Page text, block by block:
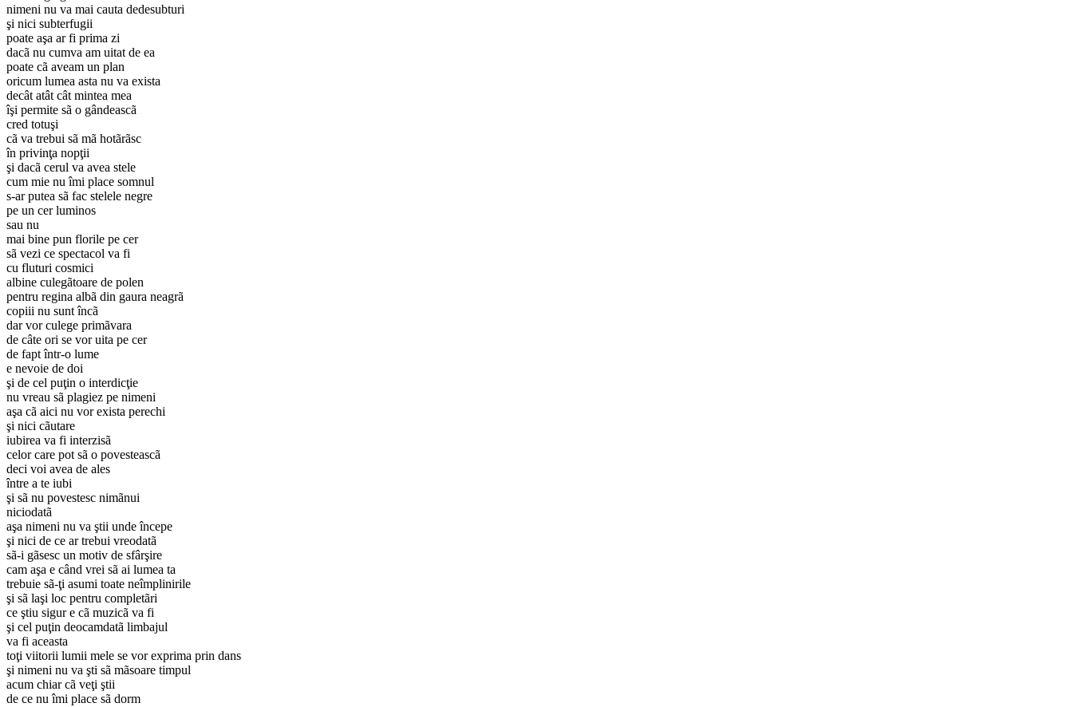
nimeni nu va mai cauta dedesubturi
şi nici subterfugii
poate aşa ar fi prima zi
dacã nu cumva am uitat de ea
poate cã aveam un plan
oricum lumea asta nu va exista
decât atât cât mintea mea
îşi permite sã o gândeascã
cred totuşi
cã va trebui sã mã hotãrãsc
în privinţa nopţii
şi dacã cerul va avea stele
cum mie nu îmi place somnul
s-ar putea sã fac stelele negre
pe un cer luminos
sau nu
mai bine pun florile pe cer
sã vezi ce spectacol va fi
cu fluturi cosmici
albine culegãtoare de polen
pentru regina albã din gaura neagrã
copiii nu sunt încã
dar vor culege primãvara
de câte ori se vor uita pe cer
de fapt într-o lume
e nevoie de doi
şi de cel puţin o interdicţie
nu vreau sã plagiez pe nimeni
aşa cã aici nu vor exista perechi
şi nici cãutare
iubirea va fi interzisã
celor care pot sã o povesteascã
deci voi avea de ales
între a te iubi
şi sã nu povestesc nimãnui
niciodatã
aşa nimeni nu va ştii unde începe
şi nici de ce ar trebui vreodatã
sã-i gãsesc un motiv de sfârşire
cam aşa e când vrei sã ai lumea ta
trebuie sã-ţi asumi toate neîmplinirile
şi sã laşi loc pentru completãri
ce ştiu sigur e cã muzicã va fi
şi cel puţin deocamdatã limbajul
va fi aceasta
toţi viitorii lumii mele se vor exprima prin dans
şi nimeni nu va şti sã mãsoare timpul
acum chiar cã veţi ştii
de ce nu îmi place sã dorm